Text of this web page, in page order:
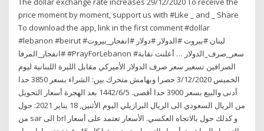
price moment by moment, support us with #Like _ and _ Share
To download the app, link in the first comment #dollar
#lebanon #beirut #لبنان #بيروت #الدولار #دولار #انفجار_بيروت
#انفجار_المرفا #PrayForLebanon #سعر_صرف_الدولار … أعلنت نقابة
الصرافين تسعير سعر صرف الدولار الأميركي مقابل الليرة اللبنانية ليوم
الخميس 3/12/2020 حصرا وبهامش متحرك بين: الشراء بسعر 3850 حدا
أدنى والبيع بسعر 3900 حدا أقصى. 5‏‏/6‏‏/1442 بعد الهجرة أسعار التحويل
من الريال السعودي الى الريال البرازيلي اليوم الأثنين, 18 يناير 2021: حول
من sar الى brl و كذلك حول بالاتجاه العكسي. الأسعار تعتمد على أسعار